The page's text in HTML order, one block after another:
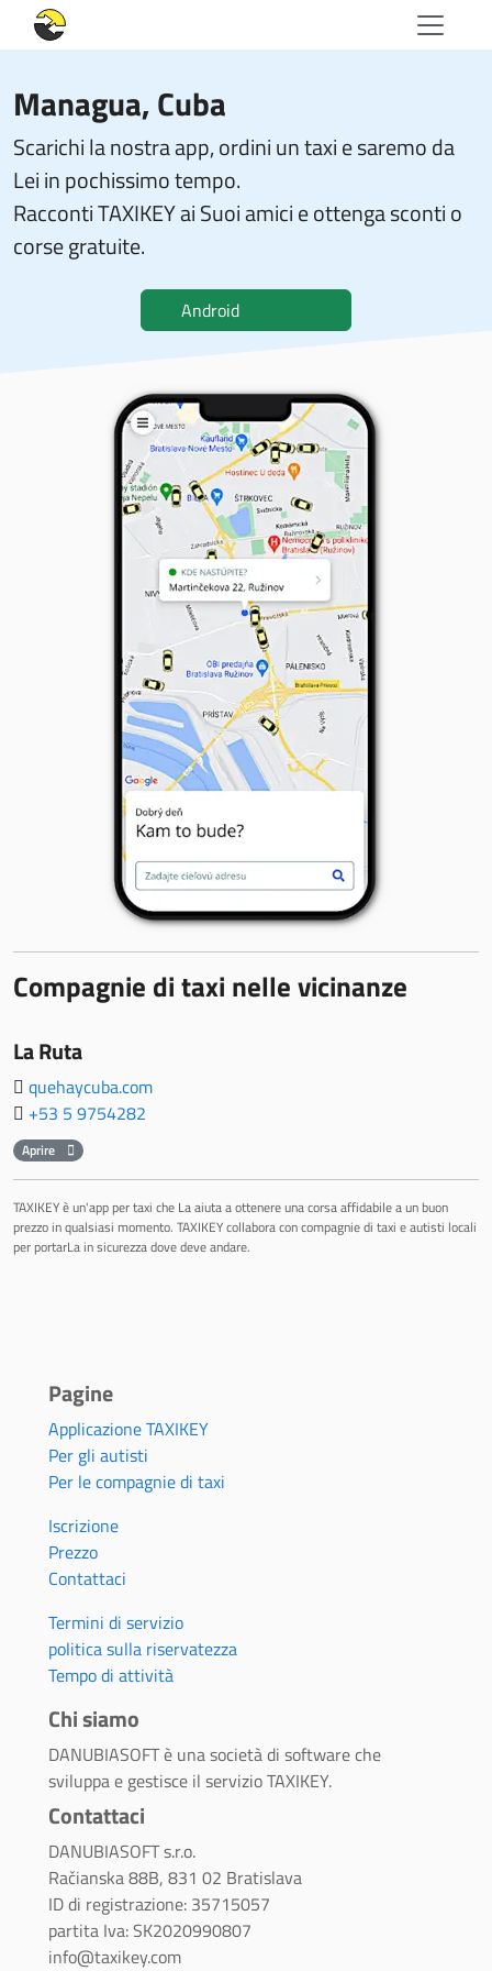
Managua, Cuba
Scarichi la nostra app, ordini un taxi e saremo da
Lei in pochissimo tempo.
Racconti TAXIKEY ai Suoi amici e ottenga sconti o
corse gratuite.
Android
Compagnie di taxi nelle vicinanze
La Ruta
quehaycuba.com
+53 5 9754282
Aprire
TAXIKEY è un'app per taxi che La aiuta a ottenere una corsa affidabile a un buon
prezzo in qualsiasi momento. TAXIKEY collabora con compagnie di taxi e autisti locali
per portarLa in sicurezza dove deve andare.
Pagine
Applicazione TAXIKEY
Per gli autisti
Per le compagnie di taxi
Iscrizione
Prezzo
Contattaci
Termini di servizio
politica sulla riservatezza
Tempo di attività
Chi siamo
DANUBIASOFT è una società di software che
sviluppa e gestisce il servizio TAXIKEY.
Contattaci
DANUBIASOFT s.r.o.
Račianska 88B, 831 02 Bratislava
ID di registrazione: 35715057
partita Iva: SK2020990807
info@taxikey.com